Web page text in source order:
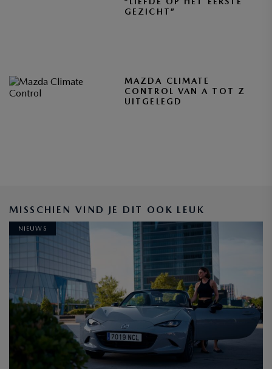
GEZICHT”
MAZDA CLIMATE
CONTROL VAN A TOT Z
UITGELEGD
INSCHRIJVEN
MISSCHIEN VIND JE DIT OOK LEUK
NIEUWS